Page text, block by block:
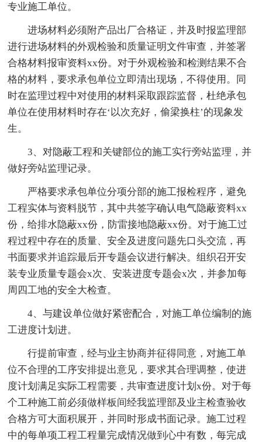
专业施工单位。
进场材料必须附产品出厂合格证，并及时报监理部
进行进场材料的外观检验和质量证明文件审查，并签署
合格材料报审资料xx份。对于外观检验和检测结果不合
格的材料，要求承包单位立即清出现场，不得使用。同
时在监理过程中对使用的材料采取跟踪监督，杜绝承包
单位在使用材料时存在‘以次充好，偷梁换柱’的现象发
生。
3、对隐蔽工程和关键部位的施工实行旁站监理，并
做好旁站监理记录。
严格要求承包单位分项分部的施工报检程序，避免
工程实体与资料脱节，其中共签字确认电气隐蔽资料xx
份，给排水隐蔽xx份，防雷接地隐蔽xx份。对于施工过
程过程中存在的质量、安全及进度问题先口头交流，再
书面要求并追踪最后开专题会议进行解决。组织召开安
装专业质量专题会x次、安装进度专题会x次，并参加每
周四工地的安全大检查。
4、与建设单位做好紧密配合，对施工单位编制的施
工进度计划进。
行提前审查，经与业主协商并征得同意，对施工单
位不合理的工序安排提出意见，要求其合理调整，使进
度计划满足实际工程需要，共审查进度计划x份。对于每
个工种施工前必须做样板间经我监理部及业主检查验收
合格方可大面积展开，并同时形成书面记录。施工过程
中的每单项工程工程量完成情况做到心中有数，每完成